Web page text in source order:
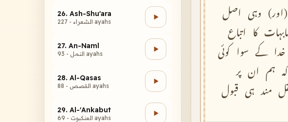
26. Ash-Shu'ara
الشعراء - 227 ayahs
27. An-Naml
النمل - 93 ayahs
28. Al-Qasas
القصص - 88 ayahs
29. Al-'Ankabut
العنكبوت - 69 ayahs
(اور) وہی اصل
کا اتباع
خدا کے سوا کوئی
کہ ہم ان پر
مند ہی قبول